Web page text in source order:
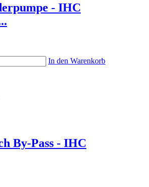
- IHC
In den Warenkorb
By-Pass - IHC